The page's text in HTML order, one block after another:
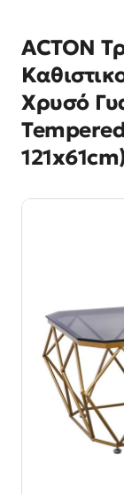
ACTON
Χρυσό
121x61cm)